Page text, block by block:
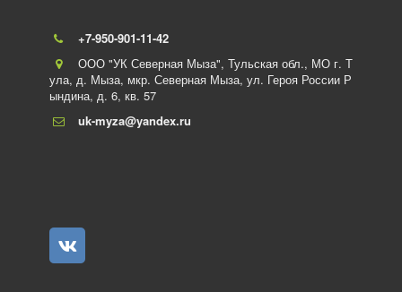
+7-950-901-11-42
ООО "УК Северная Мыза", Тульская обл., МО г. Т
ула, д. Мыза, мкр. Северная Мыза, ул. Героя России Р
ындина, д. 6, кв. 57
uk-myza@yandex.ru